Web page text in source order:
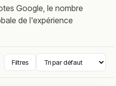
Google, le nombre
de l'expérience
Filtres